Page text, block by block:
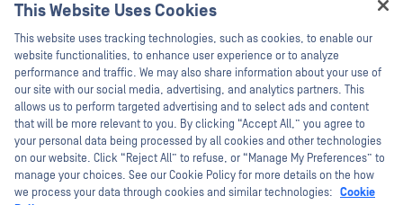
技術檔案
訓練
漏洞通報計畫
合作夥伴
認證
技術合作夥伴
管道合作夥伴計劃
新聞稿
新聞報導
網路研討會
產品型錄
白皮書
免費工具
This Website Uses Cookies
This website uses tracking technologies, such as cookies, to enable our
website functionalities, to enhance user experience or to analyze
performance and traffic. We may also share information about your use of
our site with our social media, advertising, and analytics partners. This
allows us to perform targeted advertising and to select ads and content
that will be more relevant to you. By clicking “Accept All,” you agree to
your personal data being processed by all cookies and other technologies
on our website. Click “Reject All” to refuse, or “Manage My Preferences” to
manage your choices. See our Cookie Policy for more details on the how
we process your data through cookies and similar technologies: Cookie
Hey there!
I'm Ozzy, your OPSWAT virtual assistant.
How can I help you secure what's critical
today?